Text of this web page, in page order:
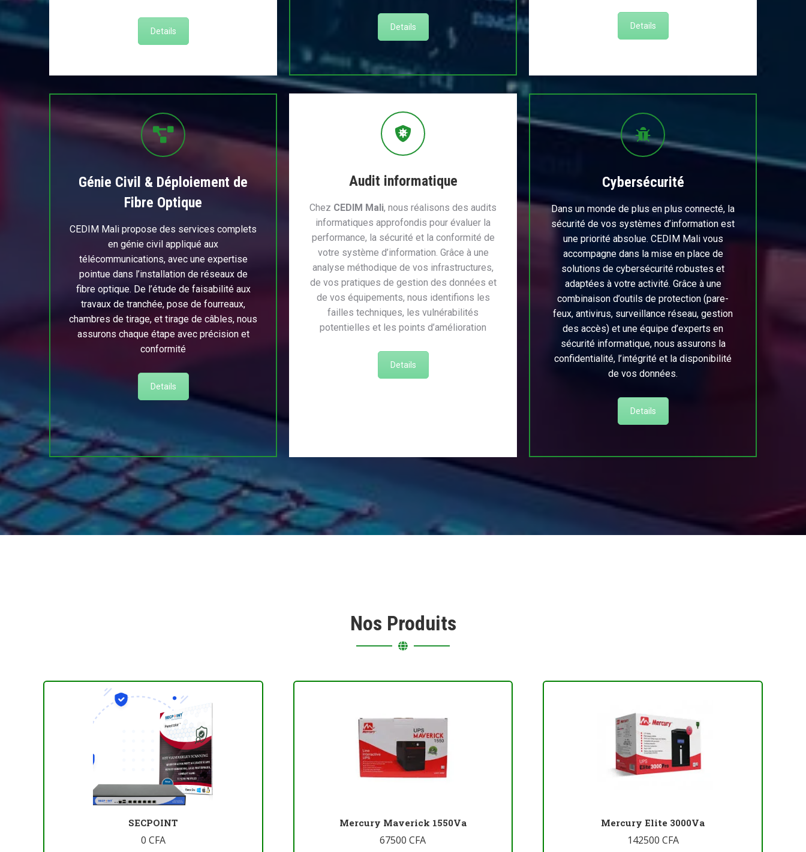
Details Details Details
Génie Civil & Déploiement de
Fibre Optique
CEDIM Mali propose des services complets
en génie civil appliqué aux
télécommunications, avec une expertise
pointue dans l’installation de réseaux de
fibre optique. De l’étude de faisabilité aux
travaux de tranchée, pose de fourreaux,
chambres de tirage, et tirage de câbles, nous
assurons chaque étape avec précision et
conformité
Details
Audit informatique
Chez CEDIM Mali, nous réalisons des audits
informatiques approfondis pour évaluer la
performance, la sécurité et la conformité de
votre système d’information. Grâce à une
analyse méthodique de vos infrastructures,
de vos pratiques de gestion des données et
de vos équipements, nous identifions les
failles techniques, les vulnérabilités
potentielles et les points d’amélioration
Details
Cybersécurité
Dans un monde de plus en plus connecté, la
sécurité de vos systèmes d’information est
une priorité absolue. CEDIM Mali vous
accompagne dans la mise en place de
solutions de cybersécurité robustes et
adaptées à votre activité. Grâce à une
combinaison d’outils de protection (pare-
feux, antivirus, surveillance réseau, gestion
des accès) et une équipe d’experts en
sécurité informatique, nous assurons la
confidentialité, l’intégrité et la disponibilité
de vos données.
Details
Nos Produits
SECPOINT
0 CFA
Mercury Maverick 1550Va
67500CFA
Mercury Elite 3000Va
142500 CFA